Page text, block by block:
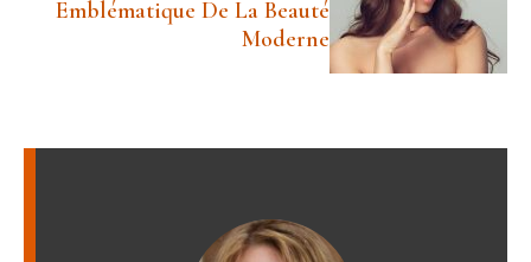
Emblématique De La Beauté
Moderne